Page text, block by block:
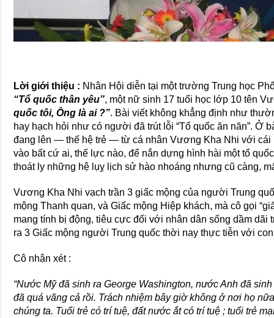
Lời giới thiệu : Nhân Hội diễn tại một trường Trung học
“Tổ quốc thân yêu”, một nữ sinh 17 tuổi học lớp 10 tên
quốc tôi, Ông là ai ?”. Bài viết không khẳng định như
hay hạch hỏi như có người đã trút lỗi “Tổ quốc ăn năn”. Ở
đang lên — thế hệ trẻ — từ cá nhân Vương Kha Nhi với
vào bất cứ ai, thế lực nào, để nắn dựng hình hài một tổ
thoát ly những hệ lụỵ lịch sử hào nhoáng nhưng cũ càng,
Vương Kha Nhi vạch trần 3 giấc mộng của người Trung
mộng Thanh quan, và Giấc mộng Hiệp khách, mà cô gọi
mang tính bị động, tiêu cực đối với nhân dân sống dầm dãi
ra 3 Giấc mộng người Trung quốc thời nay thực tiễn với
Cô nhận xét :
“Nước Mỹ đã sinh ra George Washington, nước Anh đã
đã quá vãng cả rồi. Trách nhiệm bây giờ không ở nơi họ
chúng ta. Tuổi trẻ có trí tuệ, đất nước ắt có trí tuệ ; tuổi trẻ